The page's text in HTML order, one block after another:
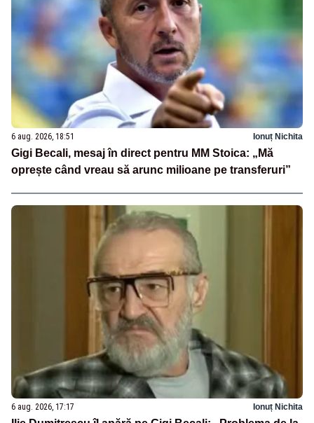
6 aug. 2026, 18:51 Ionuț Nichita
Gigi Becali, mesaj în direct pentru MM Stoica: „Mă
oprește când vreau să arunc milioane pe transferuri”
6 aug. 2026, 17:17 Ionuț Nichita